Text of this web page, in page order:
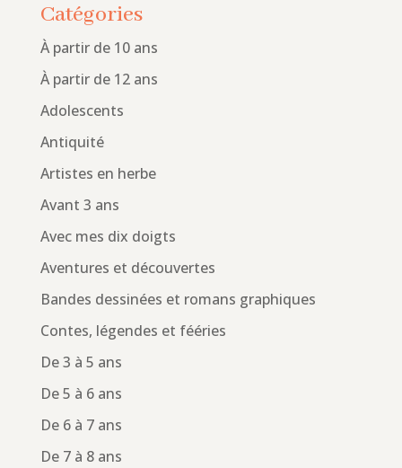
Catégories
À partir de 10 ans
À partir de 12 ans
Adolescents
Antiquité
Artistes en herbe
Avant 3 ans
Avec mes dix doigts
Aventures et découvertes
Bandes dessinées et romans graphiques
Contes, légendes et fééries
De 3 à 5 ans
De 5 à 6 ans
De 6 à 7 ans
De 7 à 8 ans